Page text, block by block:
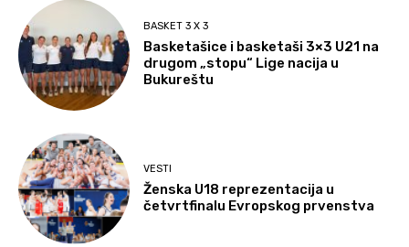
BASKET 3 X 3
Basketašice i basketaši 3×3 U21 na
drugom „stopu“ Lige nacija u
Bukureštu
VESTI
Ženska U18 reprezentacija u
četvrtfinalu Evropskog prvenstva